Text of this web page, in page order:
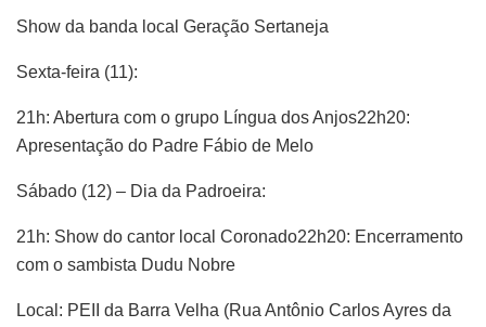
Show da banda local Geração Sertaneja
Sexta-feira (11):
21h: Abertura com o grupo Língua dos Anjos22h20:
Apresentação do Padre Fábio de Melo
Sábado (12) – Dia da Padroeira:
21h: Show do cantor local Coronado22h20: Encerramento
com o sambista Dudu Nobre
Local: PEII da Barra Velha (Rua Antônio Carlos Ayres da